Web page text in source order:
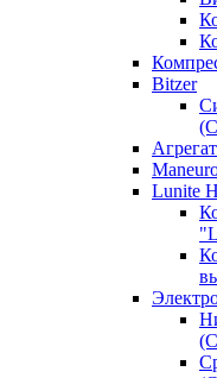
Bitzer
Lunite